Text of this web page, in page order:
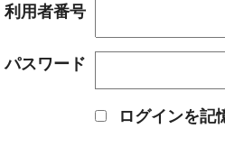
利用者番号
パスワード
ログインを記